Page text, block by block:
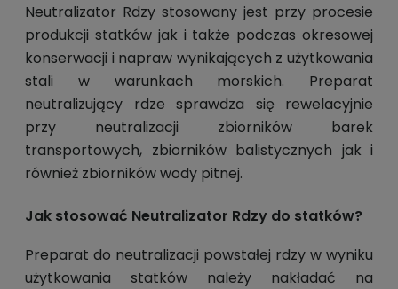
Neutralizator Rdzy stosowany jest przy procesie
produkcji statków jak i także podczas okresowej
konserwacji i napraw wynikających z użytkowania
stali w warunkach morskich. Preparat
neutralizujący rdze sprawdza się rewelacyjnie
przy neutralizacji zbiorników barek
transportowych, zbiorników balistycznych jak i
również zbiorników wody pitnej.
Jak stosować Neutralizator Rdzy do statków?
Preparat do neutralizacji powstałej rdzy w wyniku
użytkowania statków należy nakładać na